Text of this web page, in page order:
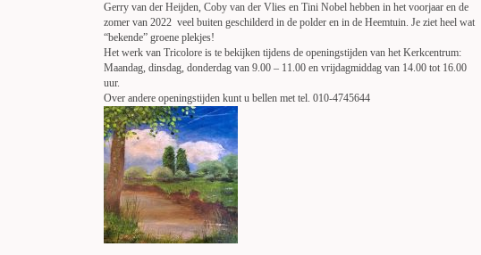
Gerry van der Heijden, Coby van der Vlies en Tini Nobel hebben in het voorjaar en de
zomer van 2022 veel buiten geschilderd in de polder en in de Heemtuin. Je ziet heel wat
“bekende” groene plekjes!
Het werk van Tricolore is te bekijken tijdens de openingstijden van het Kerkcentrum:
Maandag, dinsdag, donderdag van 9.00 – 11.00 en vrijdagmiddag van 14.00 tot 16.00
uur.
Over andere openingstijden kunt u bellen met tel. 010-4745644